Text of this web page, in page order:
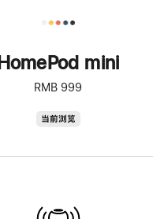
HomePod mini
RMB 999
当前浏览